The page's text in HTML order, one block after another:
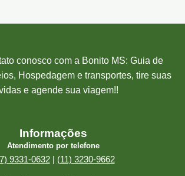
conosco com a Bonito MS: Guia de
Hospedagem e transportes, tire suas
e agende sua viagem!!
Informações
Atendimento por telefone
9331-0632| (11) 3230-9662